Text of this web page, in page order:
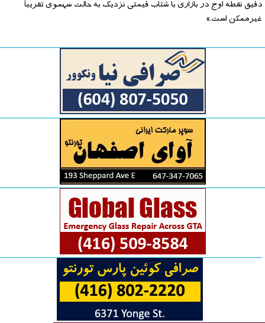
دقیق نقطه اوج در بازاری با شتاب قیمتی نزدیک به حالت سهموی تقریباً
غیرممکن است.»